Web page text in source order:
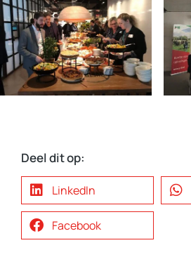
Deel dit op:
LinkedIn
Facebook